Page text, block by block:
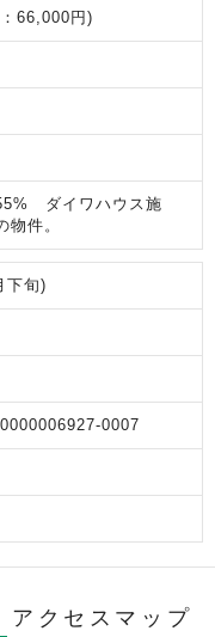
66,000円)
ダイワハウス施
物件。
下旬)
0007
アクセスマップ